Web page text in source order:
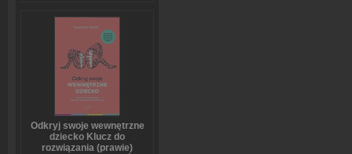
Odkryj swoje wewnętrzne
dziecko Klucz do
rozwiązania (prawie)